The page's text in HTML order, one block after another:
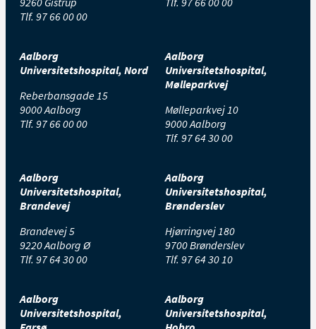
Tlf. 97 66 00 00
Aalborg
Universitetshospital, Nord
Reberbansgade 15
9000 Aalborg
Tlf. 97 66 00 00
Aalborg
Universitetshospital,
Mølleparkvej
Mølleparkvej 10
9000 Aalborg
Tlf. 97 64 30 00
Aalborg
Universitetshospital,
Brandevej
Brandevej 5
9220 Aalborg Ø
Tlf. 97 64 30 00
Aalborg
Universitetshospital,
Brønderslev
Hjørringvej 180
9700 Brønderslev
Tlf. 97 64 30 10
Aalborg
Universitetshospital,
Aalborg
Universitetshospital,